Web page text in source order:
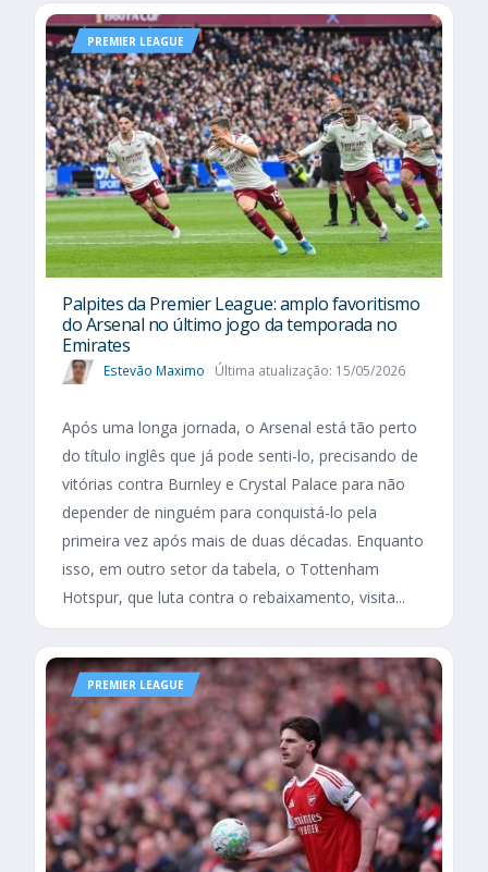
PREMIER LEAGUE
Palpites da Premier League: amplo favoritismo
do Arsenal no último jogo da temporada no
Emirates
Estevão Maximo Última atualização: 15/05/2026
Após uma longa jornada, o Arsenal está tão perto
do título inglês que já pode senti-lo, precisando de
vitórias contra Burnley e Crystal Palace para não
depender de ninguém para conquistá-lo pela
primeira vez após mais de duas décadas. Enquanto
isso, em outro setor da tabela, o Tottenham
Hotspur, que luta contra o rebaixamento, visita...
PREMIER LEAGUE